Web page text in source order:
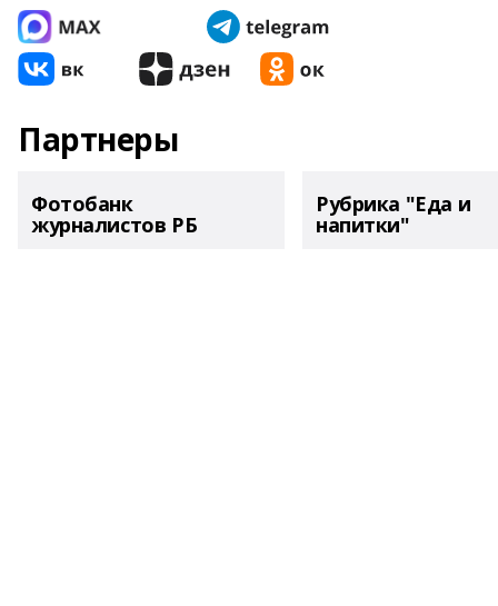
Партнеры
Фотобанк
журналистов РБ
Рубрика "Еда и
напитки"